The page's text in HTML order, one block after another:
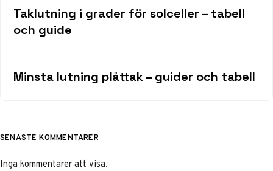
Taklutning i grader för solceller – tabell
och guide
Minsta lutning plåttak – guider och tabell
SENASTE KOMMENTARER
Inga kommentarer att visa.